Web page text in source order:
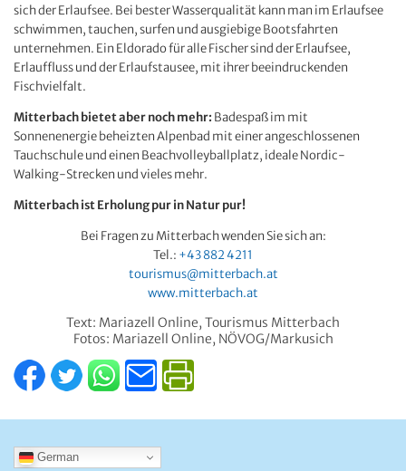
sich der Erlaufsee. Bei bester Wasserqualität kann man im Erlaufsee
schwimmen, tauchen, surfen und ausgiebige Bootsfahrten
unternehmen. Ein Eldorado für alle Fischer sind der Erlaufsee,
Erlauffluss und der Erlaufstausee, mit ihrer beeindruckenden
Fischvielfalt.
Mitterbach bietet aber noch mehr: Badespaß im mit
Sonnenenergie beheizten Alpenbad mit einer angeschlossenen
Tauchschule und einen Beachvolleyballplatz, ideale Nordic-
Walking-Strecken und vieles mehr.
Mitterbach ist Erholung pur in Natur pur!
Bei Fragen zu Mitterbach wenden Sie sich an:
Tel.: +43 8824211
tourismus@mitterbach.at
www.mitterbach.at
Text: Mariazell Online, Tourismus Mitterbach
Fotos: Mariazell Online, NÖVOG/Markusich
German